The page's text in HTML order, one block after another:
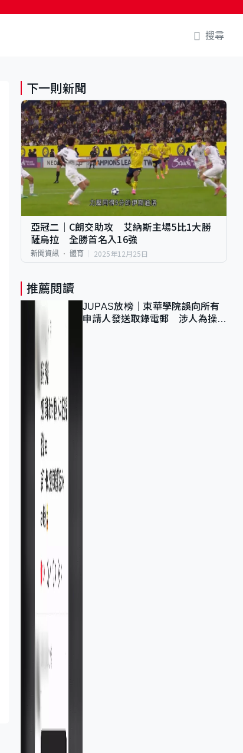
搜尋
下一則新聞
亞冠二｜C朗交助攻 艾納斯主場5比1大勝
薩烏拉 全勝首名入16強
新聞資訊 體育 2025年12月25日
推薦閱讀
JUPAS放榜｜東華學院誤向所有
申請人發送取錄電郵 涉人為操作